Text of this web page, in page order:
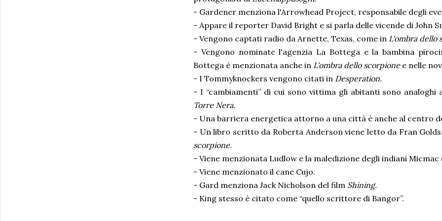
- Gardener menziona l'Arrowhead Project, responsabile degli
- Appare il reporter David Bright e si parla delle vicende di John
- Vengono captati radio da Arnette, Texas, come in L'ombra dello
- Vengono nominate l'agenzia La Bottega e la bambina
Bottega è menzionata anche in L'ombra dello scorpione e nelle
- I Tommyknockers vengono citati in Desperation.
- I “cambiamenti” di cui sono vittima gli abitanti sono
Torre Nera.
- Una barriera energetica attorno a una città è anche al centro
- Un libro scritto da Roberta Anderson viene letto da Fran
scorpione.
- Viene menzionata Ludlow e la maledizione degli indiani Micmac
- Viene menzionato il cane Cujo.
- Gard menziona Jack Nicholson del film Shining.
- King stesso è citato come “quello scrittore di Bangor”.